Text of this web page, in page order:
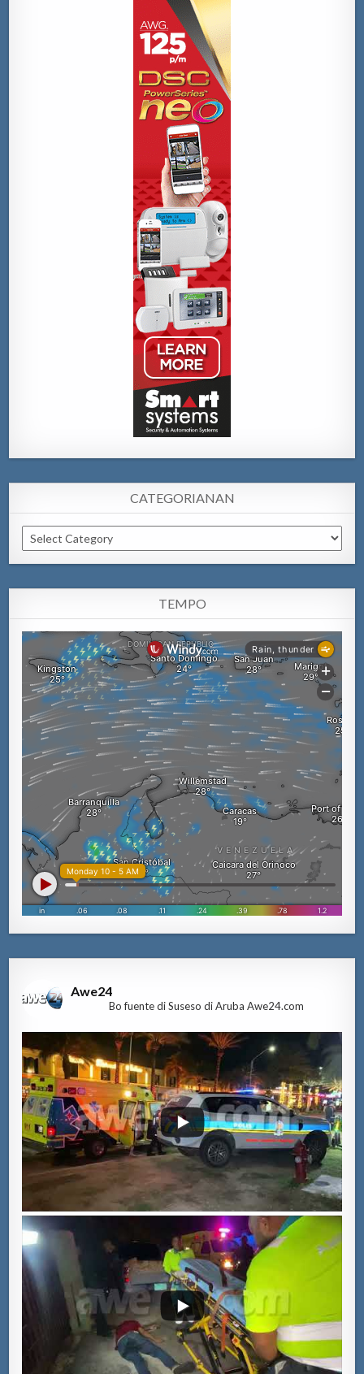
CATEGORIANAN
Categorianan
TEMPO
Awe24
Bo fuente di Suseso di Aruba Awe24.com